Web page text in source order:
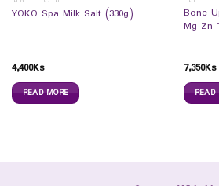
YOKO Spa Milk Salt (330g)
4,400Ks
READ MORE
Bone
Mg Zn
7,350Ks
READ